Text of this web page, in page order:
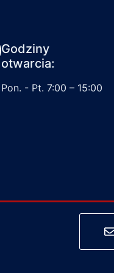
Godziny
otwarcia:
Pon. - Pt. 7:00 – 15:00